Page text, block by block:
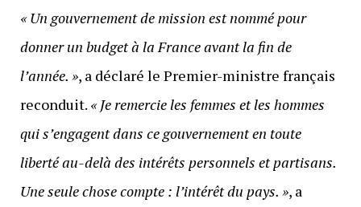
« Un gouvernement de mission est nommé pour
donner un budget à la France avant la fin de
l’année. », a déclaré le Premier-ministre français
reconduit. « Je remercie les femmes et les hommes
qui s’engagent dans ce gouvernement en toute
liberté au-delà des intérêts personnels et partisans.
Une seule chose compte : l’intérêt du pays. », a